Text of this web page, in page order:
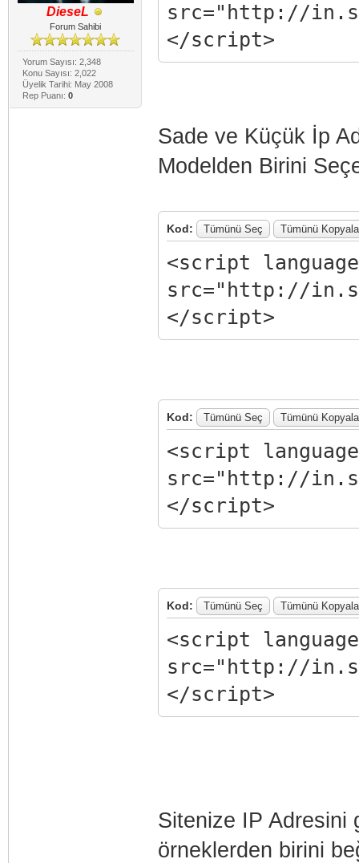
DieseL
Forum Sahibi
Yorum Sayısı: 2,348
Konu Sayısı: 2,022
Üyelik Tarihi: May 2008
Rep Puanı: 0
src="http://
</script>
Sade ve Küçük İp
Modelden Birini
Kod: Tümünü Seç Tümünü Kopyala
<script
src="http://
</script>
Kod: Tümünü Seç Tümünü Kopyala
<script
src="http://
</script>
Kod: Tümünü Seç Tümünü Kopyala
<script
src="http://
</script>
Sitenize IP Adresini
örneklerden birini